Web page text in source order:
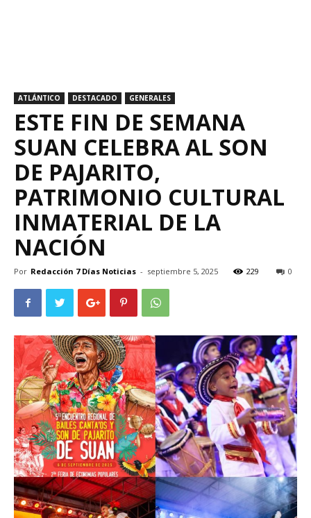
ATLÁNTICO DESTACADO GENERALES
ESTE FIN DE SEMANA
SUAN CELEBRA AL SON
DE PAJARITO,
PATRIMONIO CULTURAL
INMATERIAL DE LA
NACIÓN
Por Redacción 7 Días Noticias - septiembre 5, 2025 229 0